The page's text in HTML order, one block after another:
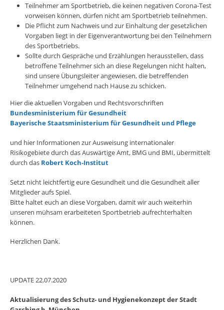
Teilnehmer am Sportbetrieb, die keinen negativen Corona-Test
vorweisen können, dürfen nicht am Sportbetrieb teilnehmen.
Die Pflicht zum Nachweis und zur Einhaltung der gesetzlichen
Vorgaben liegt in der Eigenverantwortung bei den Teilnehmern
des Sportbetriebs.
Sollte durch Gespräche und Erzählungen herausstellen, dass
betroffene Teilnehmer sich an diese Regelungen nicht halten,
sind unsere Übungsleiter angewiesen, die betreffenden
Teilnehmer umgehend nach Hause zu schicken.
Hier die aktuellen Vorgaben und Rechtsvorschriften
Bundesministerium für Gesundheit
Baye­rische Staats­mi­nis­terium für Gesundheit und Pflege
und hier Informationen zur Ausweisung internationaler
Risikogebiete durch das Auswärtige Amt, BMG und BMI, übermittelt
durch das Robert Koch-Institut
Setzt nicht leichtfertig eure Gesundheit und die Gesundheit aller
Mitglieder aufs Spiel.
Bitte haltet euch an diese Vorgaben, damit wir auch weiterhin
unseren mühsam erarbeiteten Sportbetrieb aufrechterhalten
können.
Herzlichen Dank.
UPDATE 22.07.2020
Aktualisierung des Schutz- und Hygienekonzept der Stadt